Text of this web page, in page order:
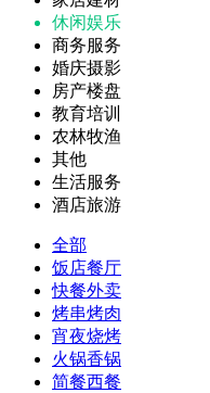
休闲娱乐
商务服务
婚庆摄影
房产楼盘
教育培训
农林牧渔
其他
生活服务
酒店旅游
全部
饭店餐厅
快餐外卖
烤串烤肉
宵夜烧烤
火锅香锅
简餐西餐